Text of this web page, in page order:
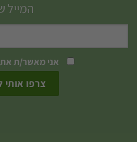
האפשרויות
בעמוד
המוצר
המייל
אני מאשר/ת את